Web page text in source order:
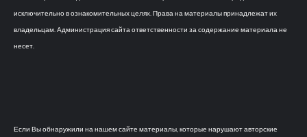
исключительно в ознакомительных целях. Права на материалы принадлежат их
владельцам. Администрация сайта ответственности за содержание материала не
несет.
Если Вы обнаружили на нашем сайте материалы, которые нарушают авторские